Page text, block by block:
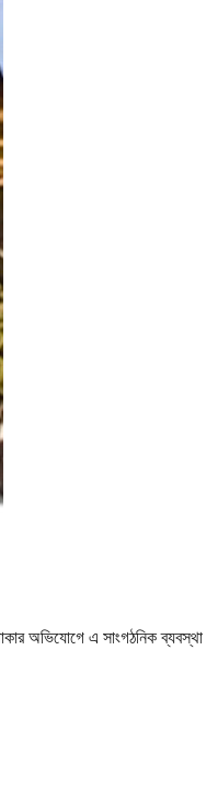
অভিযোগে এ সাংগঠনিক ব্যবস্থা